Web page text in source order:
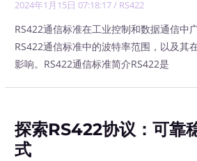
2024年1月15日 07:18:17/ RS422
RS422通信标准在工业控制和数据通信中
RS422通信标准中的波特率范围，以及其
影响。RS422通信标准简介RS422是
探索RS422协议：可靠
式